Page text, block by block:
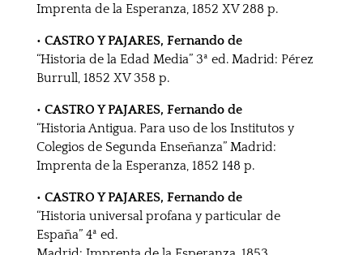
Imprenta de la Esperanza, 1852 XV 288 p.
• CASTRO Y PAJARES, Fernando de
“Historia de la Edad Media” 3ª ed. Madrid: Pérez
Burrull, 1852 XV 358 p.
• CASTRO Y PAJARES, Fernando de
“Historia Antigua. Para uso de los Institutos y
Colegios de Segunda Enseñanza” Madrid:
Imprenta de la Esperanza, 1852 148 p.
• CASTRO Y PAJARES, Fernando de
“Historia universal profana y particular de
España” 4ª ed.